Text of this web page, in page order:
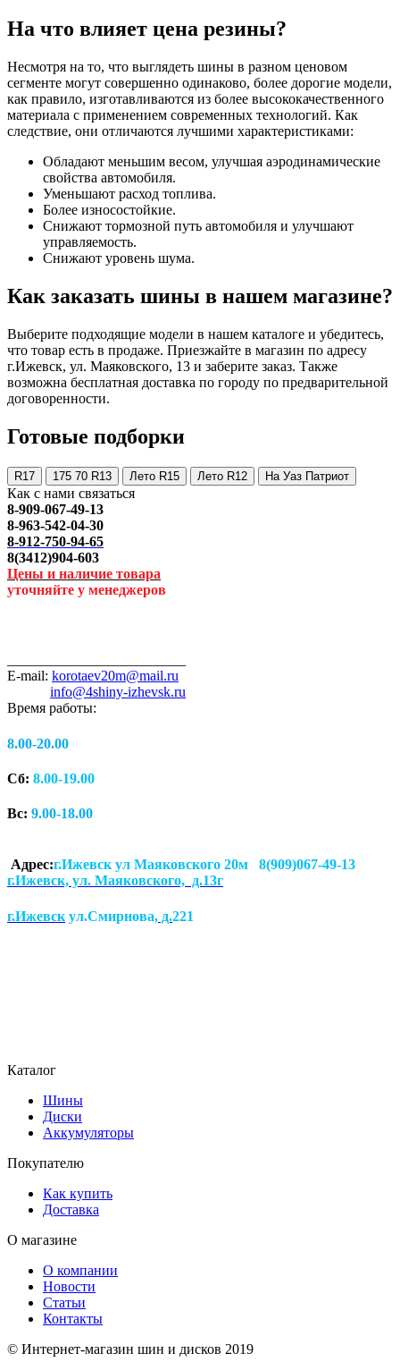
На что влияет цена резины?
Несмотря на то, что выглядеть шины в разном ценовом
сегменте могут совершенно одинаково, более дорогие модели,
как правило, изготавливаются из более высококачественного
материала с применением современных технологий. Как
следствие, они отличаются лучшими характеристиками:
Обладают меньшим весом, улучшая аэродинамические
свойства автомобиля.
Уменьшают расход топлива.
Более износостойкие.
Снижают тормозной путь автомобиля и улучшают
управляемость.
Снижают уровень шума.
Как заказать шины в нашем магазине?
Выберите подходящие модели в нашем каталоге и убедитесь,
что товар есть в продаже. Приезжайте в магазин по адресу
г.Ижевск, ул. Маяковского, 13 и заберите заказ. Также
возможна бесплатная доставка по городу по предварительной
договоренности.
Готовые подборки
R17 175 70 R13 Лето R15 Лето R12 На Уаз Патриот
Как с нами связаться
8-909-067-49-13
8-963-542-04-30
8-912-750-94-65
8(3412)904-603
Цены и наличие товара
уточняйте у менеджеров
E-mail: korotaev20m@mail.ru
info@4shiny-izhevsk.ru
Время работы:
8.00-20.00
Сб: 8.00-19.00
Вс: 9.00-18.00
Адрес:г.Ижевск ул Маяковского 20м 8(909)067-49-13
г.Ижевск, ул. Маяковского, д.13г
г.Ижевск ул.Смирнова, д.221
Каталог
Шины
Диски
Аккумуляторы
Покупателю
Как купить
Доставка
О магазине
О компании
Новости
Статьи
Контакты
© Интернет-магазин шин и дисков 2019